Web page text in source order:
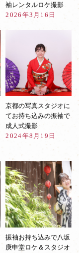
袖レンタルロケ撮影
2026年3月16日
京都の写真スタジオに
てお持ち込みの振袖で
成人式撮影
2024年8月19日
振袖お持ち込みで八坂
庚申堂ロケ＆スタジオ